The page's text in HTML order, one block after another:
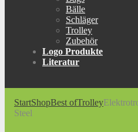
Bälle
Schläger
Trolley
Zubehör
Logo Produkte
Literatur
StartShopBest ofTrolley
Steel